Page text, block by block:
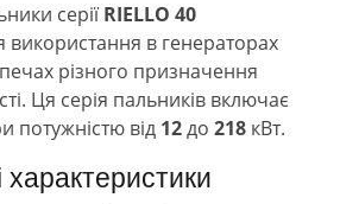
серії RIELLO 40
використання в генераторах
різного призначення
Ця серія пальників включає
потужністю від 12до 218 кВт.
характеристики